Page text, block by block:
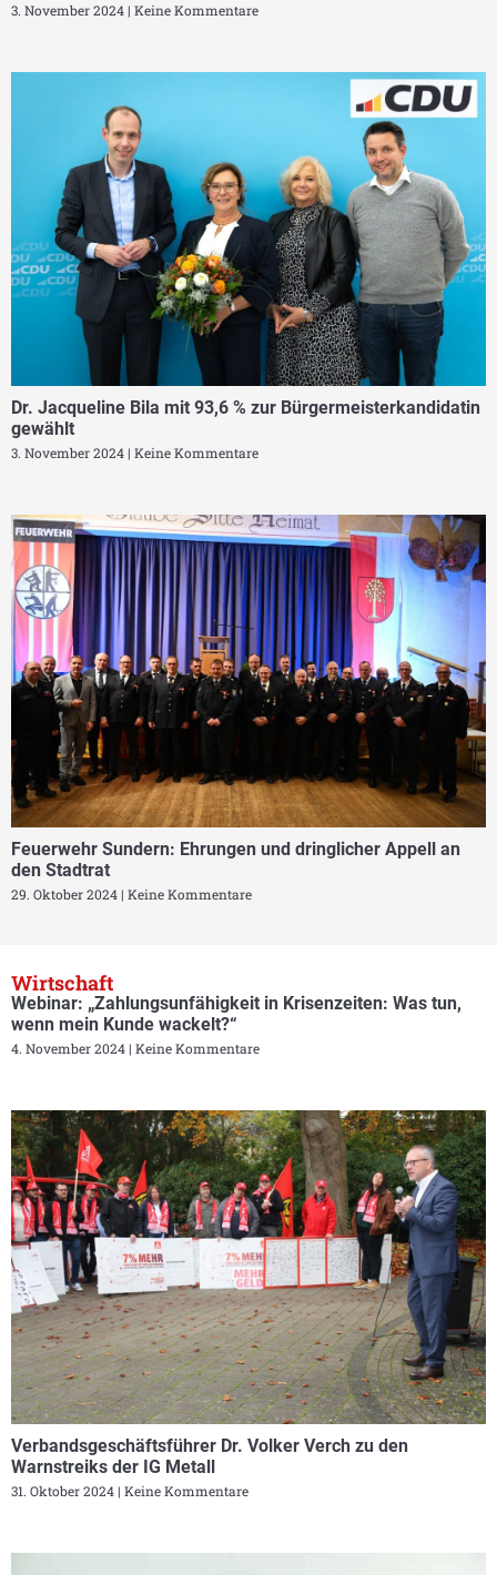
3. November 2024 Keine Kommentare
Dr. Jacqueline Bila mit 93,6 % zur Bürgermeisterkandidatin
gewählt
3. November 2024 Keine Kommentare
Feuerwehr Sundern: Ehrungen und dringlicher Appell an
den Stadtrat
29. Oktober 2024 Keine Kommentare
Wirtschaft
Webinar: „Zahlungsunfähigkeit in Krisenzeiten: Was tun,
wenn mein Kunde wackelt?“
4. November 2024 Keine Kommentare
Verbandsgeschäftsführer Dr. Volker Verch zu den
Warnstreiks der IG Metall
31. Oktober 2024 Keine Kommentare